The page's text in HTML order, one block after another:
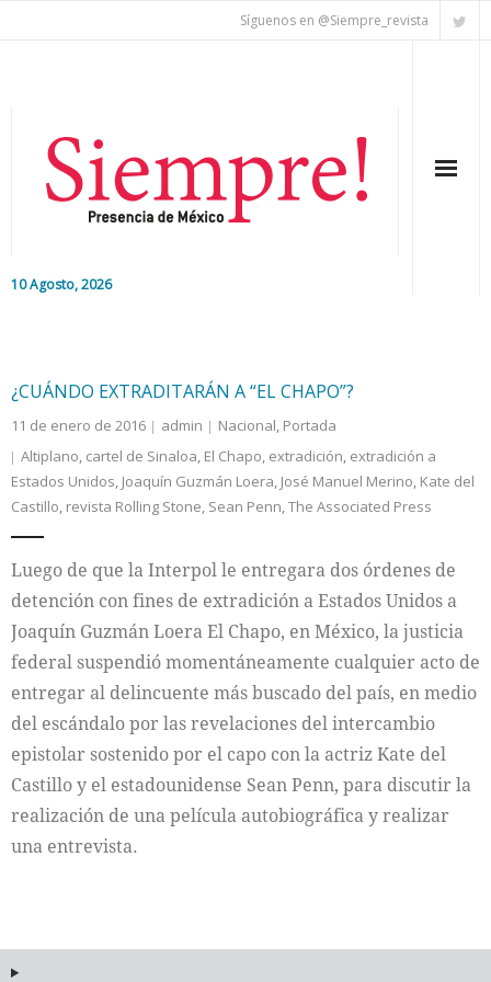
Síguenos en @Siempre_revista
10 Agosto, 2026
Editorial
Nacional
Colaboradores
Cultura
¿CUÁNDO EXTRADITARÁN A “EL CHAPO”?
11 de enero de 2016 admin Nacional, Portada
Altiplano, cartel de Sinaloa, El Chapo, extradición, extradición a
Estados Unidos, Joaquín Guzmán Loera, José Manuel Merino, Kate del
Castillo, revista Rolling Stone, Sean Penn,The Associated Press
Luego de que la Interpol le entregara dos órdenes de
detención con fines de extradición a Estados Unidos a
Joaquín Guzmán Loera El Chapo, en México, la justicia
federal suspendió momentáneamente cualquier acto de
entregar al delincuente más buscado del país, en medio
del escándalo por las revelaciones del intercambio
epistolar sostenido por el capo con la actriz Kate del
Castillo y el estadounidense Sean Penn, para discutir la
realización de una película autobiográfica y realizar
una entrevista.